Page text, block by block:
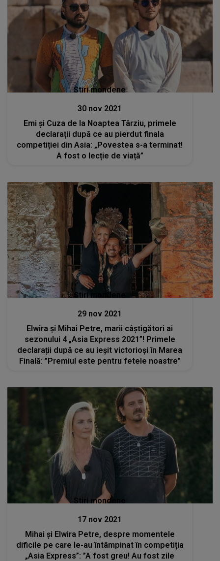
Stiri mondene
30 nov 2021
Emi și Cuza de la Noaptea Târziu, primele
declarații după ce au pierdut finala
competiției din Asia: „Povestea s-a terminat!
A fost o lecție de viață”
Stiri mondene
29 nov 2021
Elwira și Mihai Petre, marii câștigători ai
sezonului 4 „Asia Express 2021”! Primele
declarații după ce au ieșit victorioși în Marea
Finală: ”Premiul este pentru fetele noastre”
Stiri mondene
17 nov 2021
Mihai și Elwira Petre, despre momentele
dificile pe care le-au întâmpinat în competiția
„Asia Express”: ”A fost greu! Au fost zile